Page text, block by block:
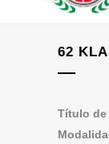
62
Título de